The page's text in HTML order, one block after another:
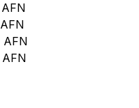
AFN
AFN
AFN
AFN